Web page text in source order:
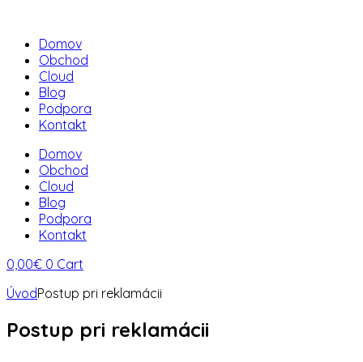
Domov
Obchod
Cloud
Blog
Podpora
Kontakt
Domov
Obchod
Cloud
Blog
Podpora
Kontakt
0,00€ 0 Cart
ÚvodPostup pri reklamácii
Postup pri reklamácii